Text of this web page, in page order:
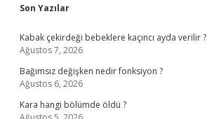
Sidebar
Son Yazılar
Kabak çekirdeği bebeklere kaçıncı ayda verilir ?
Ağustos 7, 2026
Bağımsız değişken nedir fonksiyon ?
Ağustos 6, 2026
Kara hangi bölümde öldü ?